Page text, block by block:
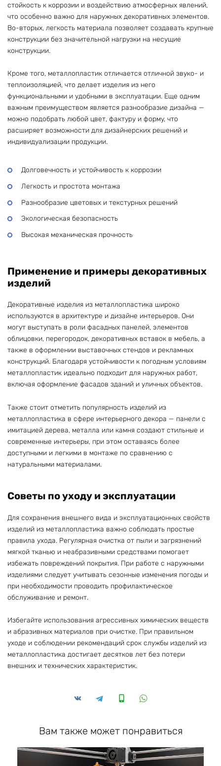
стойкость к коррозии и воздействию атмосферных явлений,
что особенно важно для наружных декоративных элементов.
Во-вторых, легкость материала позволяет создавать крупные
конструкции без значительной нагрузки на несущие
конструкции.
Кроме того, металлопластик отличается отличной звуко- и
теплоизоляцией, что делает изделия из него
функциональными и удобными в эксплуатации. Еще одним
важным преимуществом является разнообразие дизайна —
можно подобрать любой цвет, фактуру и форму, что
расширяет возможности для дизайнерских решений и
индивидуализации продукции.
Долговечность и устойчивость к коррозии
Легкость и простота монтажа
Разнообразие цветовых и текстурных решений
Экологическая безопасность
Высокая механическая прочность
Применение и примеры декоративных
изделий
Декоративные изделия из металлопластика широко
используются в архитектуре и дизайне интерьеров. Они
могут выступать в роли фасадных панелей, элементов
облицовки, перегородок, декоративных вставок в мебель, а
также в оформлении выставочных стендов и рекламных
конструкций. Благодаря устойчивости к погодным условиям
металлопластик идеально подходит для наружных работ,
включая оформление фасадов зданий и уличных объектов.
Также стоит отметить популярность изделий из
металлопластика в сфере интерьерного декора — панели с
имитацией дерева, металла или камня создают стильные и
современные интерьеры, при этом оставаясь более
доступными и легкими в монтаже по сравнению с
натуральными материалами.
Советы по уходу и эксплуатации
Для сохранения внешнего вида и эксплуатационных свойств
изделий из металлопластика важно соблюдать простые
правила ухода. Регулярная очистка от пыли и загрязнений
мягкой тканью и неабразивными средствами помогает
избежать повреждений покрытия. При работе с наружными
изделиями следует учитывать сезонные изменения погоды и
при необходимости проводить профилактическое
обслуживание и ремонт.
Избегайте использования агрессивных химических веществ
и абразивных материалов при очистке. При правильном
уходе и соблюдении рекомендаций срок службы изделий из
металлопластика достигает десятков лет без потери
внешних и технических характеристик.
Вам также может понравиться